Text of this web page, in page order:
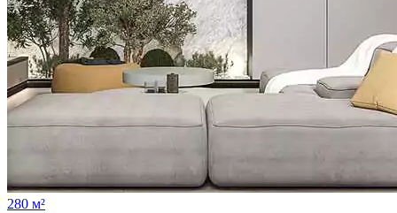
280 м²